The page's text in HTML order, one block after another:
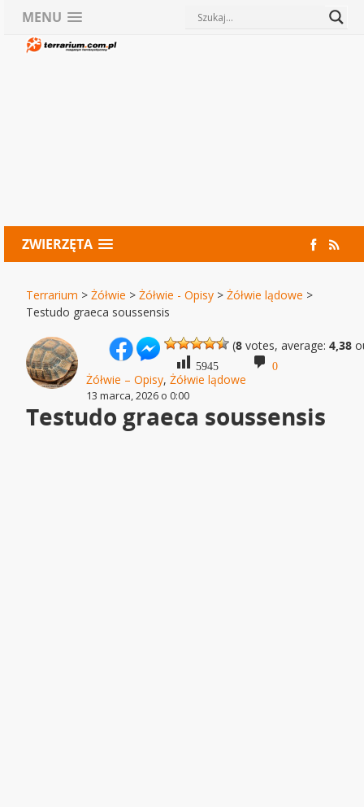
MENU
ZWIERZĘTA
Terrarium >Żółwie >Żółwie - Opisy >Żółwie lądowe >
Testudo graeca soussensis
(8 votes, average:4,38
5945 0
Żółwie – Opisy,Żółwie lądowe
13 marca, 2026 o 0:00
Testudo graeca soussensis